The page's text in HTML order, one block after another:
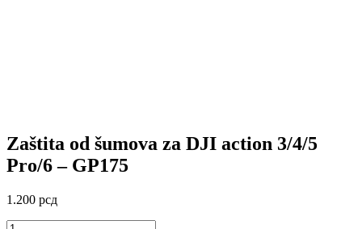
Zaštita od šumova za DJI action 3/4/5
Pro/6 – GP175
1.200 рсд
Zaštita